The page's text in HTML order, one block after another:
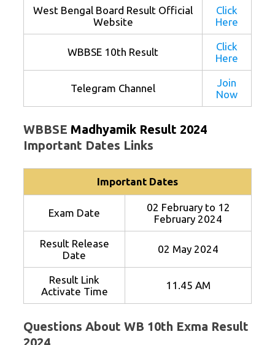
West Bengal Board Result Official
Website
Click
Here
WBBSE 10th Result
Click
Here
Telegram Channel
Join
Now
WBBSE Madhyamik Result 2024
Important Dates Links
Important Dates
Exam Date
02 February to 12
February 2024
Result Release
Date
02 May 2024
Result Link
Activate Time
11.45 AM
Questions About WB 10th Exma Result